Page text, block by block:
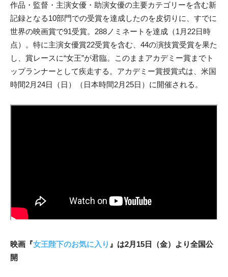
作品 ・監督・主演女優・助演女優の主要カテゴリーを含む新
記録となる10部門での受賞を達成したのを皮切りに、 すでに
世界の映画賞で91受賞。288ノミネートを達成（1月22日時
点）。特に主演女優賞22受賞を含む、 44の演技賞受賞を果た
し、賞レースに“女王”が君臨。このまま アカデミー賞までト
ップランナーとして疾走する。アカデミー賞授賞式は、米国
時間2月24日（日）（日本時間2月25日）に開催される。
映画『女王陛下のお気に入り 』は2月15日（金）より全国公
開